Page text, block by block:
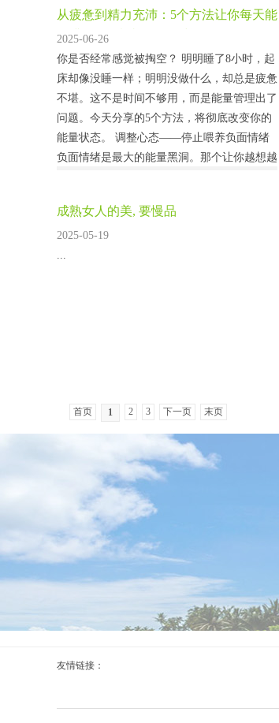
从疲惫到精力充沛：5个方法让你每天能
量满格！_情绪_管理_时间
2025-06-26
你是否经常感觉被掏空？ 明明睡了8小时，起
床却像没睡一样；明明没做什么，却总是疲惫
不堪。这不是时间不够用，而是能量管理出了
问题。今天分享的5个方法，将彻底改变你的
能量状态。 调整心态——停止喂养负面情绪
负面情绪是最大的能量黑洞。那个让你越想越
绪的自然寿命只有12秒，能持续存在完全是因
为我们不断回想。 试试这个简单方法...
成熟女人的美, 要慢品
2025-05-19
...
首页 1 2 3 下一页 末页
友情链接：